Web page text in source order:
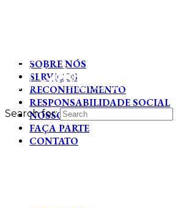
SOBRE NÓS
SERVIÇOS
RECONHECIMENTO
RESPONSABILIDADE SOCIAL
NOSSO BLOG
FAÇA PARTE
CONTATO
Search for: